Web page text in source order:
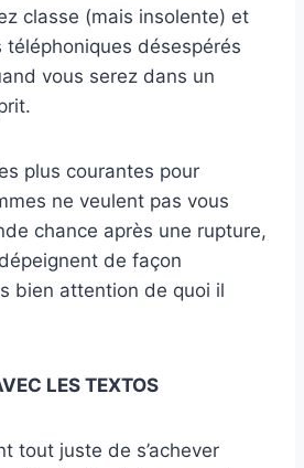
classe (mais insolente) et
téléphoniques désespérés
vous serez dans un
plus courantes pour
ne veulent pas vous
chance après une rupture,
de façon
bien attention de quoi il
LES TEXTOS
tout juste de s’achever